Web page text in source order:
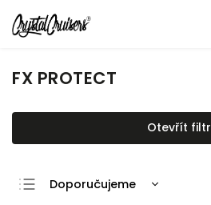
FX PROTECT
Otevřít filtr
Doporučujeme